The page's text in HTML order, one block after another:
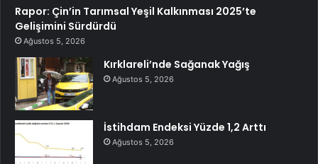
Rapor: Çin’in Tarımsal Yeşil Kalkınması 2025’te
Gelişimini Sürdürdü
Ağustos 5, 2026
Kırklareli’nde Sağanak Yağış
Ağustos 5, 2026
İstihdam Endeksi Yüzde 1,2 Arttı
Ağustos 5, 2026